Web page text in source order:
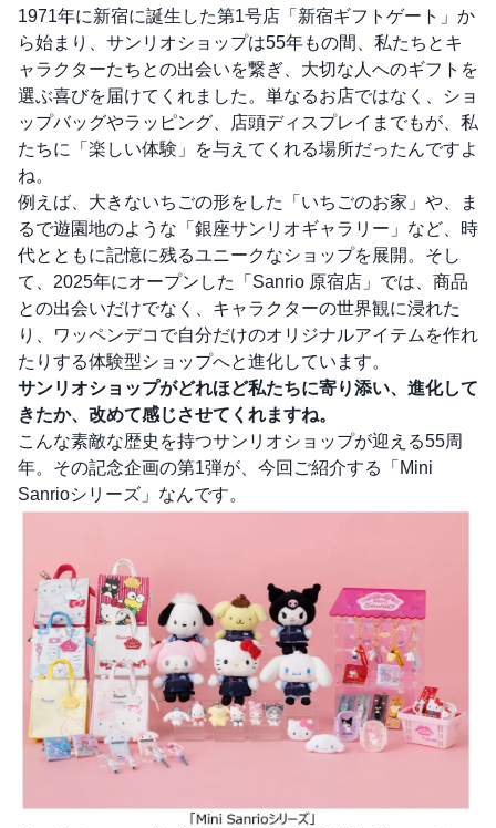
1971年に新宿に誕生した第1号店「新宿ギフトゲート」か
ら始まり、サンリオショップは55年もの間、私たちとキ
ャラクターたちとの出会いを繋ぎ、大切な人へのギフトを
選ぶ喜びを届けてくれました。単なるお店ではなく、ショ
ップバッグやラッピング、店頭ディスプレイまでもが、私
たちに「楽しい体験」を与えてくれる場所だったんですよ
ね。
例えば、大きないちごの形をした「いちごのお家」や、ま
るで遊園地のような「銀座サンリオギャラリー」など、時
代とともに記憶に残るユニークなショップを展開。そし
て、2025年にオープンした「Sanrio 原宿店」では、商品
との出会いだけでなく、キャラクターの世界観に浸れた
り、ワッペンデコで自分だけのオリジナルアイテムを作れ
たりする体験型ショップへと進化しています。
サンリオショップがどれほど私たちに寄り添い、進化して
きたか、改めて感じさせてくれますね。
こんな素敵な歴史を持つサンリオショップが迎える55周
年。その記念企画の第1弾が、今回ご紹介する「Mini
Sanrioシリーズ」なんです。